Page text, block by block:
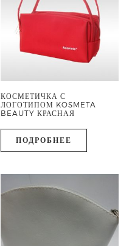
КОСМЕТИЧКА С
ЛОГОТИПОМ KOSMETA
BEAUTY КРАСНАЯ
ПОДРОБНЕЕ